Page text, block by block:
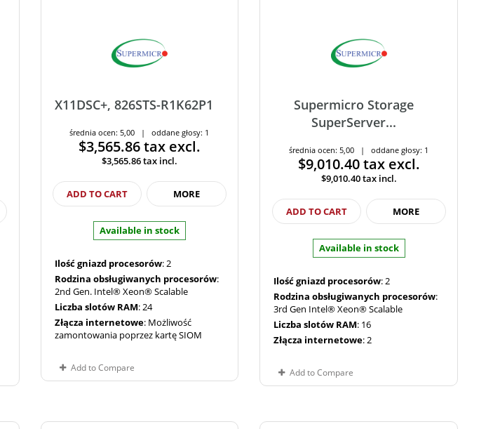
X11DSC+, 826STS-R1K62P1
średnia ocen: 5,00 | oddane głosy: 1
$3,565.86tax excl.
$3,565.86tax incl.
ADD TO CART MORE
Available in stock
Ilość gniazd procesorów: 2
Rodzina obsługiwanych procesorów:
2nd Gen. Intel® Xeon® Scalable
Liczba slotów RAM: 24
Złącza internetowe: Możliwość
zamontowania poprzez kartę SIOM
Add to Compare
Supermicro Storage
SuperServer...
średnia ocen: 5,00 | oddane głosy: 1
$9,010.40tax excl.
$9,010.40tax incl.
ADD TO CART MORE
Available in stock
Ilość gniazd procesorów: 2
Rodzina obsługiwanych procesorów:
3rd Gen Intel® Xeon® Scalable
Liczba slotów RAM: 16
Złącza internetowe: 2
Add to Compare